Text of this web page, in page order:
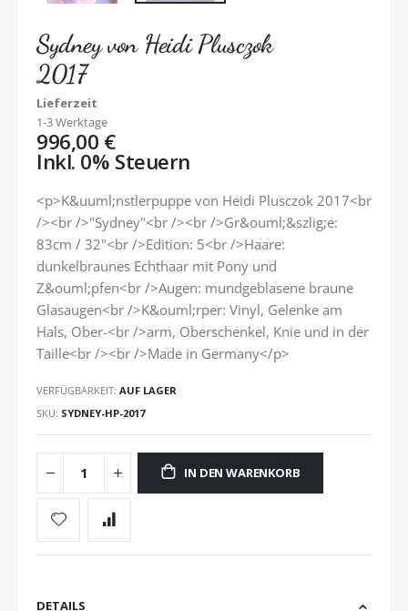
Sydney von Heidi Plusczok
2017
Lieferzeit
1-3 Werktage
996,00 €
Inkl. 0% Steuern
<p>K&uuml;nstlerpuppe von Heidi Plusczok 2017<br
/><br />"Sydney"<br /><br />Gr&ouml;&szlig;e:
83cm / 32"<br />Edition: 5<br />Haare:
dunkelbraunes Echthaar mit Pony und
Z&ouml;pfen<br />Augen: mundgeblasene braune
Glasaugen<br />K&ouml;rper: Vinyl, Gelenke am
Hals, Ober-<br />arm, Oberschenkel, Knie und in der
Taille<br /><br />Made in Germany</p>
VERFÜGBARKEIT: AUF LAGER
SKU SYDNEY-HP-2017
IN DEN WARENKORB
DETAILS